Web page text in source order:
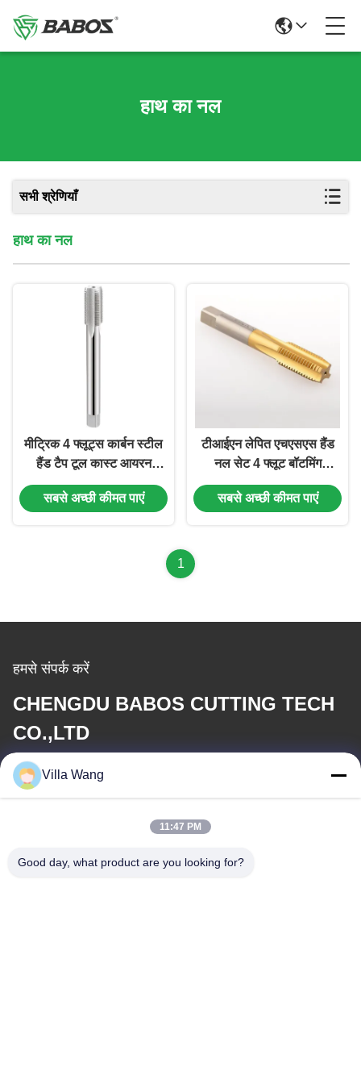
हाथ का नल
सभी श्रेणियाँ
हाथ का नल
मीट्रिक 4 फ्लूट्स कार्बन स्टील
हैंड टैप टूल कास्ट आयरन
M10*12 के लिए सीधे फ्लूटेड
नल5
सबसे अच्छी कीमत पाएं
टीआईएन लेपित एचएसएस हैंड
नल सेट 4 फ्लूट बॉटमिंग
फिनिशिंग स्ट्रेट फ्लूट नल
सबसे अच्छी कीमत पाएं
1
हमसे संपर्क करें
CHENGDU BABOS CUTTING TECH
CO.,LTD
ईमेल
हमारा पता
Villa Wang
11:47 PM
Good day, what product are you looking for?